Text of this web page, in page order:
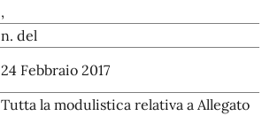
,
n. del
24 Febbraio 2017
Tutta la modulistica relativa a Allegato